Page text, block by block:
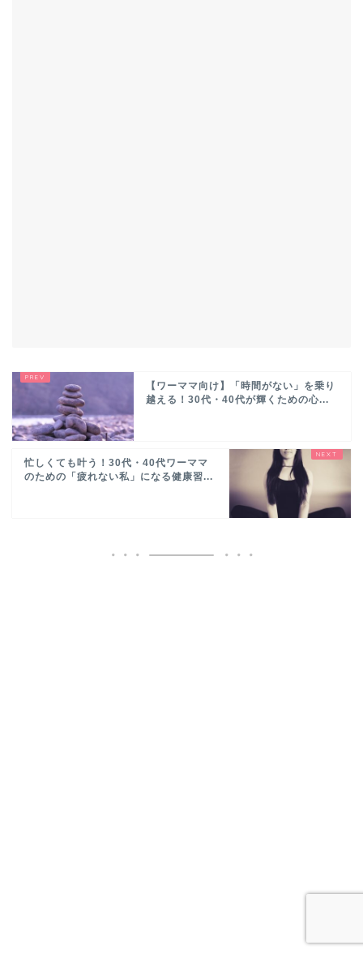
【ワーママ向け】「時間がない」を乗り
越える！30代・40代が輝くための心...
忙しくても叶う！30代・40代ワーママ
のための「疲れない私」になる健康習...